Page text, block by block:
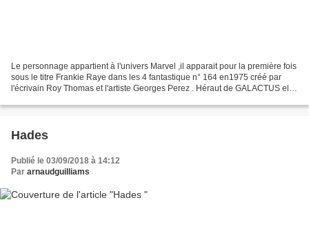
Le personnage appartient à l'univers Marvel ,il apparait pour la première fois
sous le titre Frankie Raye dans les 4 fantastique n° 164 en1975 créé par
l'écrivain Roy Thomas et l'artiste Georges Perez . Héraut de GALACTUS elle
Hades
Publié le 03/09/2018 à 14:12
Par arnaudguilliams